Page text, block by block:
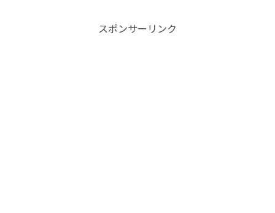
スポンサーリンク